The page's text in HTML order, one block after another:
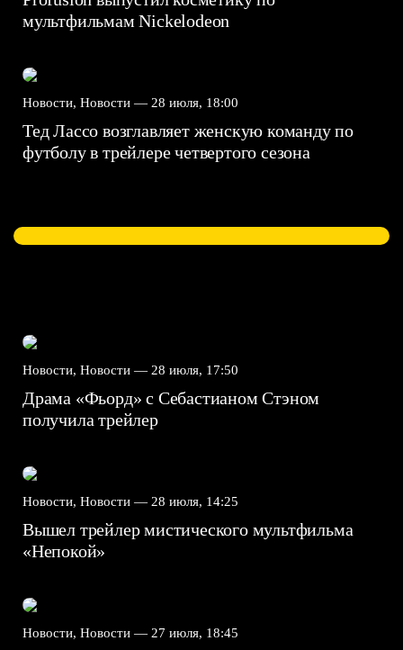
мультфильмам Nickelodeon
Новости, Новости — 28 июля, 18:00
Тед Лассо возглавляет женскую команду по
футболу в трейлере четвертого сезона
Новости, Новости — 28 июля, 17:50
Драма «Фьорд» с Себастианом Стэном
получила трейлер
Новости, Новости — 28 июля, 14:25
Вышел трейлер мистического мультфильма
«Непокой»
Новости, Новости — 27 июля, 18:45